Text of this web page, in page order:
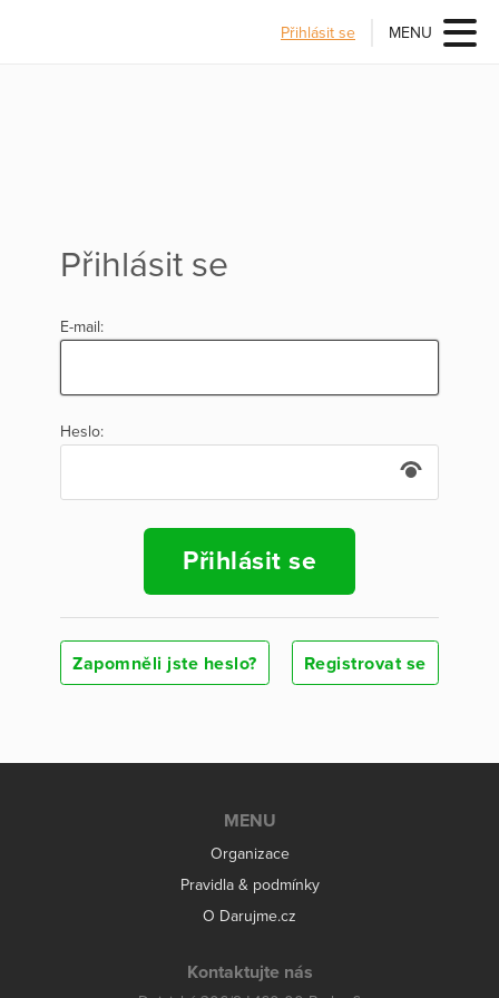
Přihlásit se MENU
Přihlásit se
E-mail:
Heslo:
Přihlásit se
Zapomněli jste heslo? Registrovat se
MENU
Organizace
Pravidla & podmínky
O Darujme.cz
Kontaktujte nás